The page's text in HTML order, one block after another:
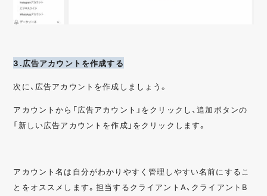
3.広告アカウントを作成する
次に、広告アカウントを作成しましょう。
アカウントから「広告アカウント」をクリックし、追加ボタンの
「新しい広告アカウントを作成」をクリックします。
アカウント名は自分がわかりやすく管理しやすい名前にするこ
とをオススメします。担当するクライアントA、クライアントB